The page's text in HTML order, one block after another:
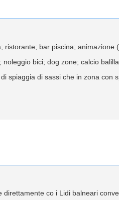
bar piscina; animazione
bici; dog zone; calcio
spiaggia di sassi che in zona con
co i Lidi balneari